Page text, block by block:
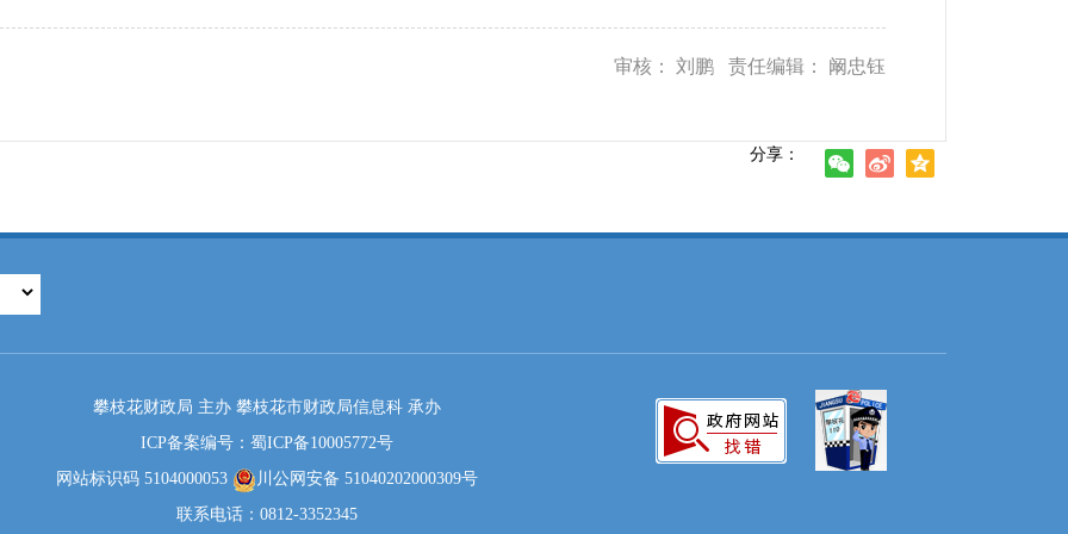
审核： 刘鹏 责任编辑： 阚忠钰
分享：
攀枝花财政局 主办 攀枝花市财政局信息科 承办
ICP备案编号：蜀ICP备10005772号
网站标识码 5104000053
川公网安备 51040202000309号
联系电话：0812-3352345